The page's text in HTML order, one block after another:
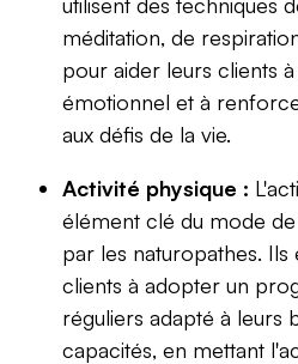
méditation, de
pour aider leurs clients
émotionnel et à
aux défis de la vie.
Activité physique :
élément clé du mode
par les naturopathes.
clients à adopter un
réguliers adapté à leurs
capacités, en mettant